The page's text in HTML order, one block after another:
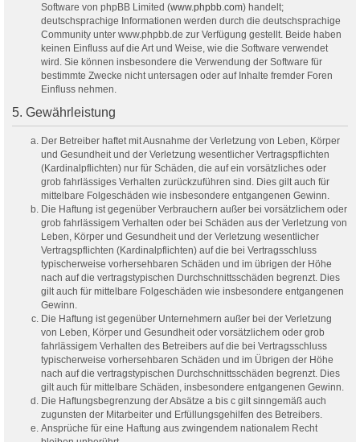
Software von phpBB Limited (www.phpbb.com) handelt;
deutschsprachige Informationen werden durch die deutschsprachige
Community unter www.phpbb.de zur Verfügung gestellt. Beide haben
keinen Einfluss auf die Art und Weise, wie die Software verwendet
wird. Sie können insbesondere die Verwendung der Software für
bestimmte Zwecke nicht untersagen oder auf Inhalte fremder Foren
Einfluss nehmen.
5. Gewährleistung
Der Betreiber haftet mit Ausnahme der Verletzung von Leben, Körper
und Gesundheit und der Verletzung wesentlicher Vertragspflichten
(Kardinalpflichten) nur für Schäden, die auf ein vorsätzliches oder
grob fahrlässiges Verhalten zurückzuführen sind. Dies gilt auch für
mittelbare Folgeschäden wie insbesondere entgangenen Gewinn.
Die Haftung ist gegenüber Verbrauchern außer bei vorsätzlichem oder
grob fahrlässigem Verhalten oder bei Schäden aus der Verletzung von
Leben, Körper und Gesundheit und der Verletzung wesentlicher
Vertragspflichten (Kardinalpflichten) auf die bei Vertragsschluss
typischerweise vorhersehbaren Schäden und im übrigen der Höhe
nach auf die vertragstypischen Durchschnittsschäden begrenzt. Dies
gilt auch für mittelbare Folgeschäden wie insbesondere entgangenen
Gewinn.
Die Haftung ist gegenüber Unternehmern außer bei der Verletzung
von Leben, Körper und Gesundheit oder vorsätzlichem oder grob
fahrlässigem Verhalten des Betreibers auf die bei Vertragsschluss
typischerweise vorhersehbaren Schäden und im Übrigen der Höhe
nach auf die vertragstypischen Durchschnittsschäden begrenzt. Dies
gilt auch für mittelbare Schäden, insbesondere entgangenen Gewinn.
Die Haftungsbegrenzung der Absätze a bis c gilt sinngemäß auch
zugunsten der Mitarbeiter und Erfüllungsgehilfen des Betreibers.
Ansprüche für eine Haftung aus zwingendem nationalem Recht